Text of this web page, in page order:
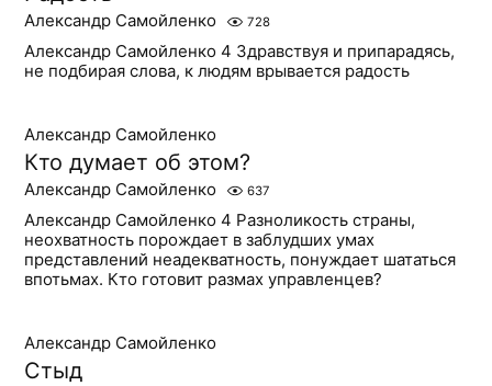
Александр Самойленко 728
Александр Самойленко 4 Здравствуя и припарадясь,
не подбирая слова, к людям врывается радость
Александр Самойленко
Кто думает об этом?
Александр Самойленко 637
Александр Самойленко 4 Разноликость страны,
неохватность порождает в заблудших умах
представлений неадекватность, понуждает шататься
впотьмах. Кто готовит размах управленцев?
Александр Самойленко
Стыд